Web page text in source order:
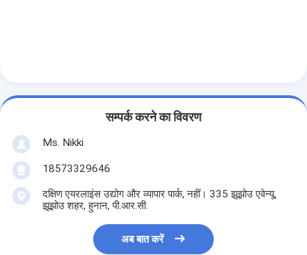
सम्पर्क करने का विवरण
Ms. Nikki
18573329646
दक्षिण एयरलाइंस उद्योग और व्यापार पार्क, नहीं। 335 झूझोउ एवेन्यू,
झूझोउ शहर, हुनान, पी.आर.सी.
अब बात करें